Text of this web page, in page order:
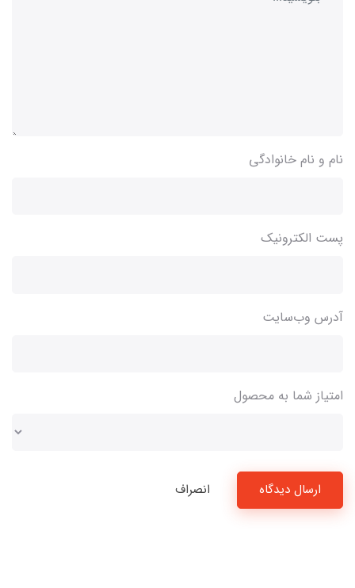
نام و نام خانوادگی
پست الکترونیک
آدرس وب‌سایت
امتیاز شما به محصول
ارسال دیدگاه انصراف